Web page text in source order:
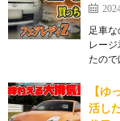
足車
レー
たの
【ゆ
活し